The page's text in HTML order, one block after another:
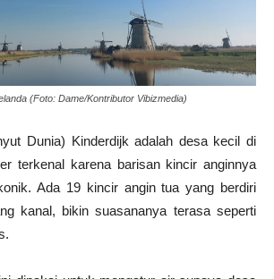
(Foto: Dame/Kontributor Vibizmedia)
Dunia) Kinderdijk adalah desa kecil di
terkenal karena barisan kincir anginnya
Ada 19 kincir angin tua yang berdiri
kanal, bikin suasananya terasa seperti